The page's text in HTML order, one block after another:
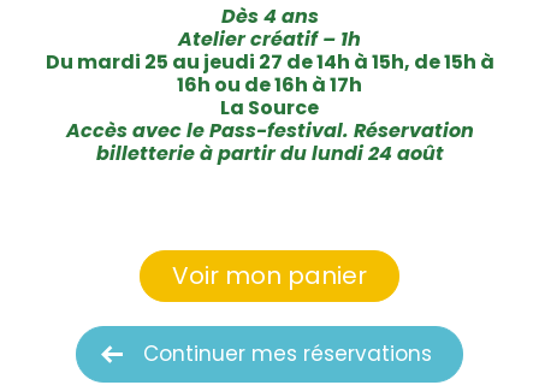
Dès 4 ans
Atelier créatif – 1h
Du mardi 25 au jeudi 27 de 14h à 15h, de 15h à
16h ou de 16h à 17h
La Source
Accès avec le Pass-festival. Réservation
billetterie à partir du lundi 24 août
Continuer mes réservations
Voir mon panier